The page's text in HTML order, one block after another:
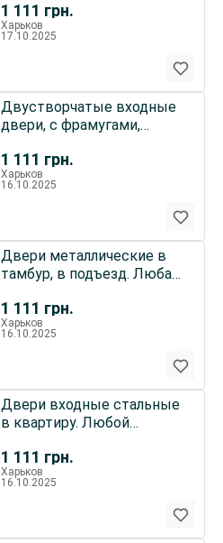
1 111 грн.
розмірів
Харьков
17.10.2025
1 111 грн.
Двустворчатые входные
двери, с фрамугами,
стеклопакетами
Харьков
16.10.2025
1 111 грн.
Двери металлические в
тамбур, в подъезд. Любая
Харьков
16.10.2025
1 111 грн.
Двери входные стальные
в квартиру. Любой
фурнитура.
Харьков
16.10.2025